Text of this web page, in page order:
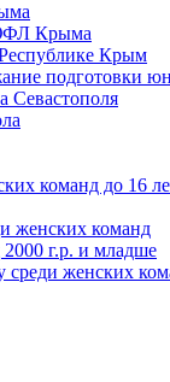
Крыма
Крым
подготовки
Севастополя
команд до 16
женских команд
г.р. и младше
среди женских